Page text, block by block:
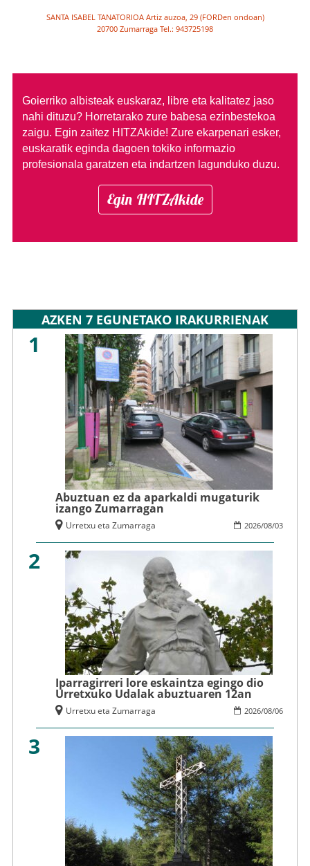
SANTA ISABEL TANATORIOA Artiz auzoa, 29 (FORDen ondoan)
20700 Zumarraga Tel.: 943725198
Goierriko albisteak euskaraz, libre eta kalitatez jaso
nahi dituzu? Horretarako zure babesa ezinbestekoa
zaigu. Egin zaitez HITZAkide! Zure ekarpenari esker,
euskaratik eginda dagoen tokiko informazio
profesionala garatzen eta indartzen lagunduko duzu.
Egin HITZAkide
AZKEN 7 EGUNETAKO IRAKURRIENAK
1
Abuztuan ez da aparkaldi mugaturik
izango Zumarragan
2026/08/03
Urretxu eta Zumarraga
2
Iparragirreri lore eskaintza egingo dio
Urretxuko Udalak abuztuaren 12an
2026/08/06
Urretxu eta Zumarraga
3